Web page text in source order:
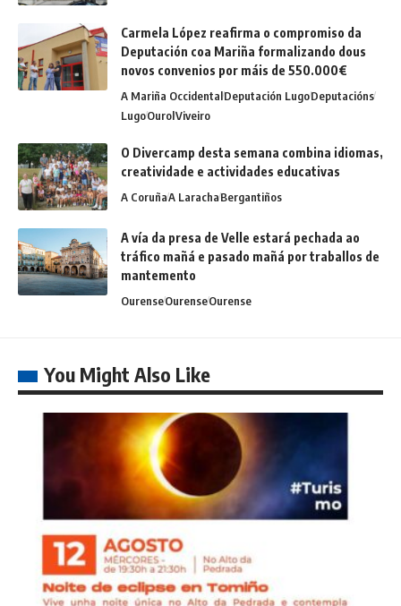
Carmela López reafirma o compromiso da
Deputación coa Mariña formalizando dous
novos convenios por máis de 550.000€
A Mariña OccidentalDeputación LugoDeputacións
LugoOurolViveiro
O Divercamp desta semana combina idiomas,
creatividade e actividades educativas
A CoruñaA LarachaBergantiños
A vía da presa de Velle estará pechada ao
tráfico mañá e pasado mañá por traballos de
mantemento
OurenseOurenseOurense
You Might Also Like